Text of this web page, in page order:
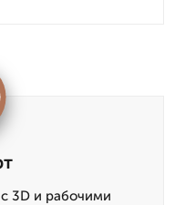
3D и рабочими